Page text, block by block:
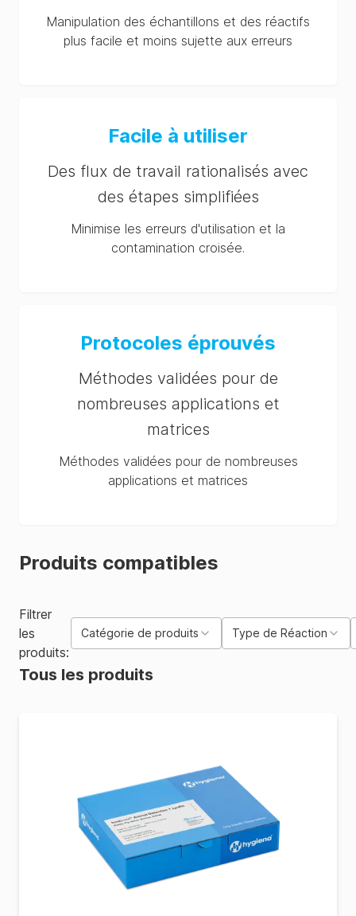
Manipulation des échantillons et des réactifs
plus facile et moins sujette aux erreurs
Facile à utiliser
Des flux de travail rationalisés avec
des étapes simplifiées
Minimise les erreurs d'utilisation et la
contamination croisée.
Protocoles éprouvés
Méthodes validées pour de
nombreuses applications et
matrices
Méthodes validées pour de nombreuses
applications et matrices
Produits compatibles
Filtrer
les
produits:
Catégorie de produits Type de Réaction
Tous les produits